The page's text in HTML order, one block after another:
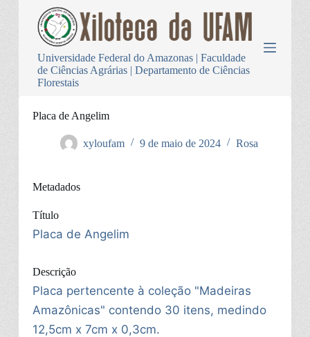
Universidade Federal do Amazonas | Faculdade
de Ciências Agrárias | Departamento de Ciências
Florestais
Placa de Angelim
xyloufam 9 de maio de 2024 Rosa
Metadados
Título
Placa de Angelim
Descrição
Placa pertencente à coleção "Madeiras
Amazônicas" contendo 30 itens, medindo
12,5cm x 7cm x 0,3cm.